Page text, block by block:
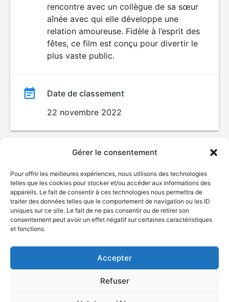
Gérer le consentement
Pour offrir les meilleures expériences, nous utilisons des technologies
telles que les cookies pour stocker et/ou accéder aux informations des
appareils. Le fait de consentir à ces technologies nous permettra de
traiter des données telles que le comportement de navigation ou les ID
uniques sur ce site. Le fait de ne pas consentir ou de retirer son
consentement peut avoir un effet négatif sur certaines caractéristiques
et fonctions.
Accepter
Refuser
rencontre avec un collègue de sa sœur
aînée avec qui elle développe une
relation amoureuse. Fidèle à l’esprit des
fêtes, ce film est conçu pour divertir le
plus vaste public.
Date de classement
22 novembre 2022
© Gouvernement du Québec, 2026
Plan du site
Accessibilité
Accès à l'information
Déclaration de services